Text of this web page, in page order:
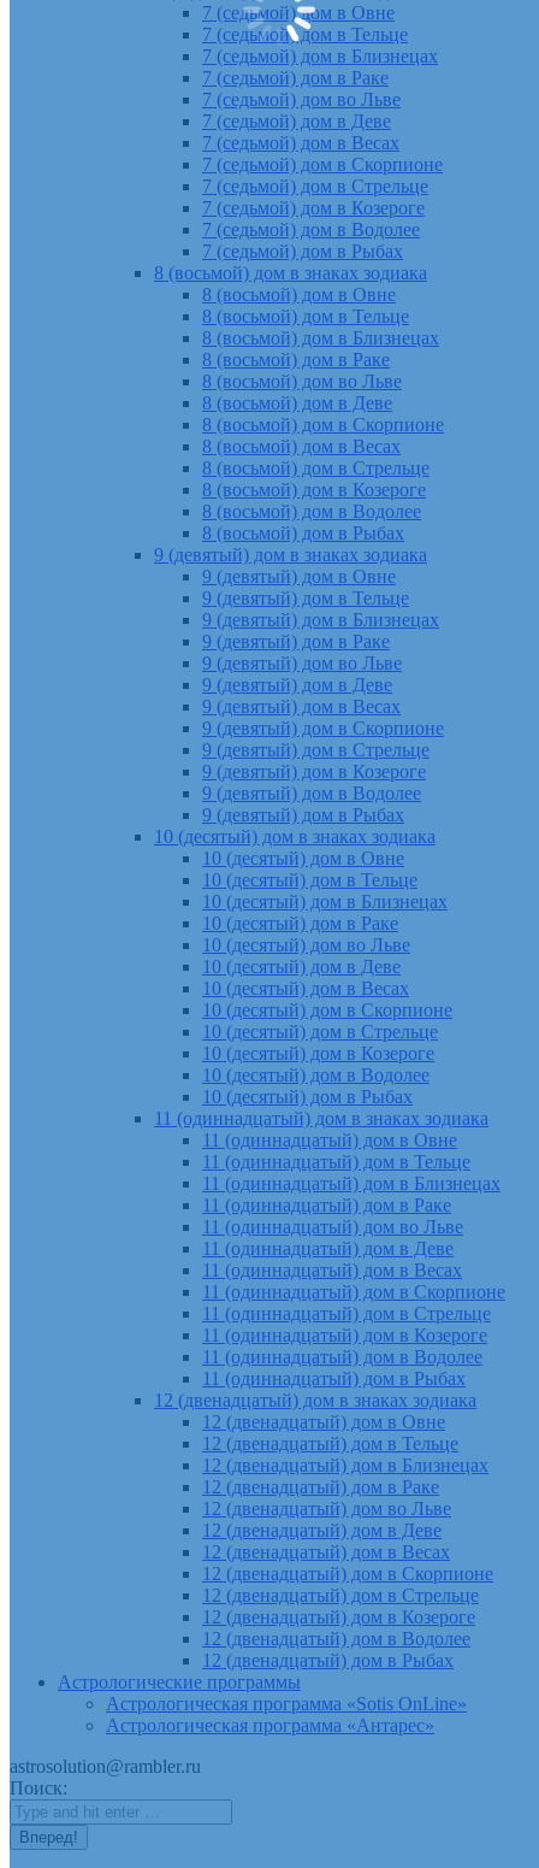
7 (седьмой) дом в Овне
7 (седьмой) дом в Тельце
7 (седьмой) дом в Близнецах
7 (седьмой) дом в Раке
7 (седьмой) дом во Льве
7 (седьмой) дом в Деве
7 (седьмой) дом в Весах
7 (седьмой) дом в Скорпионе
7 (седьмой) дом в Стрельце
7 (седьмой) дом в Козероге
7 (седьмой) дом в Водолее
7 (седьмой) дом в Рыбах
8 (восьмой) дом в знаках зодиака
8 (восьмой) дом в Овне
8 (восьмой) дом в Тельце
8 (восьмой) дом в Близнецах
8 (восьмой) дом в Раке
8 (восьмой) дом во Льве
8 (восьмой) дом в Деве
8 (восьмой) дом в Скорпионе
8 (восьмой) дом в Весах
8 (восьмой) дом в Стрельце
8 (восьмой) дом в Козероге
8 (восьмой) дом в Водолее
8 (восьмой) дом в Рыбах
9 (девятый) дом в знаках зодиака
9 (девятый) дом в Овне
9 (девятый) дом в Тельце
9 (девятый) дом в Близнецах
9 (девятый) дом в Раке
9 (девятый) дом во Льве
9 (девятый) дом в Деве
9 (девятый) дом в Весах
9 (девятый) дом в Скорпионе
9 (девятый) дом в Стрельце
9 (девятый) дом в Козероге
9 (девятый) дом в Водолее
9 (девятый) дом в Рыбах
10 (десятый) дом в знаках зодиака
10 (десятый) дом в Овне
10 (десятый) дом в Тельце
10 (десятый) дом в Близнецах
10 (десятый) дом в Раке
10 (десятый) дом во Льве
10 (десятый) дом в Деве
10 (десятый) дом в Весах
10 (десятый) дом в Скорпионе
10 (десятый) дом в Стрельце
10 (десятый) дом в Козероге
10 (десятый) дом в Водолее
10 (десятый) дом в Рыбах
11 (одиннадцатый) дом в знаках зодиака
11 (одиннадцатый) дом в Овне
11 (одиннадцатый) дом в Тельце
11 (одиннадцатый) дом в Близнецах
11 (одиннадцатый) дом в Раке
11 (одиннадцатый) дом во Льве
11 (одиннадцатый) дом в Деве
11 (одиннадцатый) дом в Весах
11 (одиннадцатый) дом в Скорпионе
11 (одиннадцатый) дом в Стрельце
11 (одиннадцатый) дом в Козероге
11 (одиннадцатый) дом в Водолее
11 (одиннадцатый) дом в Рыбах
12 (двенадцатый) дом в знаках зодиака
12 (двенадцатый) дом в Овне
12 (двенадцатый) дом в Тельце
12 (двенадцатый) дом в Близнецах
12 (двенадцатый) дом в Раке
12 (двенадцатый) дом во Льве
12 (двенадцатый) дом в Деве
12 (двенадцатый) дом в Весах
12 (двенадцатый) дом в Скорпионе
12 (двенадцатый) дом в Стрельце
12 (двенадцатый) дом в Козероге
12 (двенадцатый) дом в Водолее
12 (двенадцатый) дом в Рыбах
Астрологические программы
Астрологическая программа «Sotis OnLine»
Астрологическая программа «Антарес»
astrosolution@rambler.ru
Поиск: